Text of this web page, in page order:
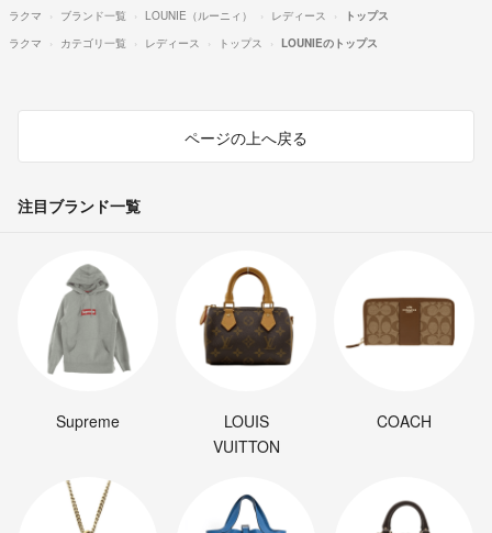
ラクマ ブランド一覧 LOUNIE（ルーニィ） レディース
トップス
ラクマ
カテゴリ一覧 レディース トップス LOUNIEのトップス
ページの上へ戻る
注目ブランド一覧
Supreme
LOUIS
VUITTON
COACH